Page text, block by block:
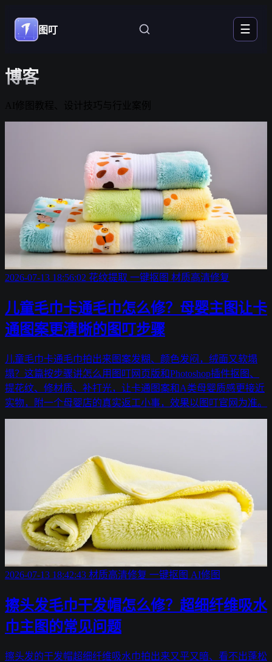
图叮 ☰
博客
2026-07-13 18:56:02 花纹提取 一键抠图 材质高清修复
儿童毛巾卡通毛巾怎么修？母婴主图让卡
通图案更清晰的图叮步骤
儿童毛巾卡通毛巾拍出来图案发糊、颜色发闷，绒面又软塌
塌？这篇按步骤讲怎么用图叮网页版和Photoshop插件抠图、
提花纹、修材质、补打光，让卡通图案和A类母婴质感更接近
实物，附一个母婴店的真实返工小事，效果以图叮官网为准。
2026-07-13 18:42:43 材质高清修复 一键抠图 AI修图
擦头发毛巾干发帽怎么修？超细纤维吸水
巾主图的常见问题
擦头发的干发帽超细纤维吸水巾拍出来又平又暗、看不出蓬松